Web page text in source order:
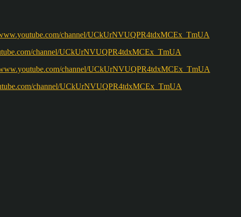
channel/UCkUrNVUQPR4tdxMCEx_TmUA
channel/UCkUrNVUQPR4tdxMCEx_TmUA